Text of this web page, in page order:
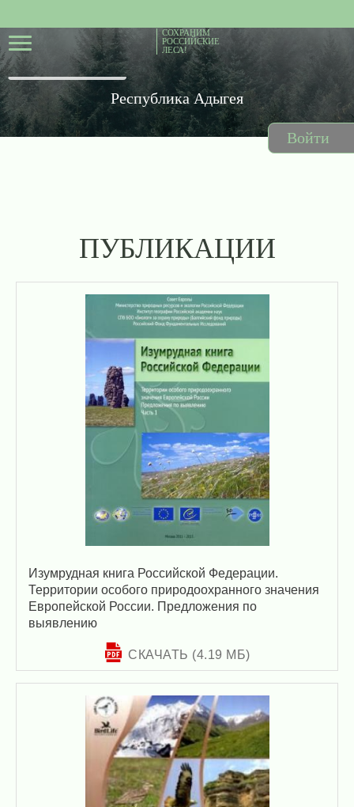
Республика Адыгея
ПУБЛИКАЦИИ
Изумрудная книга Российской Федерации.
Территории особого природоохранного значения
Европейской России. Предложения по
выявлению
СКАЧАТЬ (4.19 МБ)
Войти
СОХРАНИМ
РОССИЙСКИЕ
ЛЕСА!